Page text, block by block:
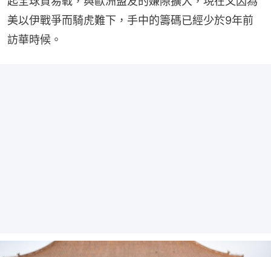
美以伊戰爭而騎虎難下，手中的籌碼已經少於9年前
訪華時候。